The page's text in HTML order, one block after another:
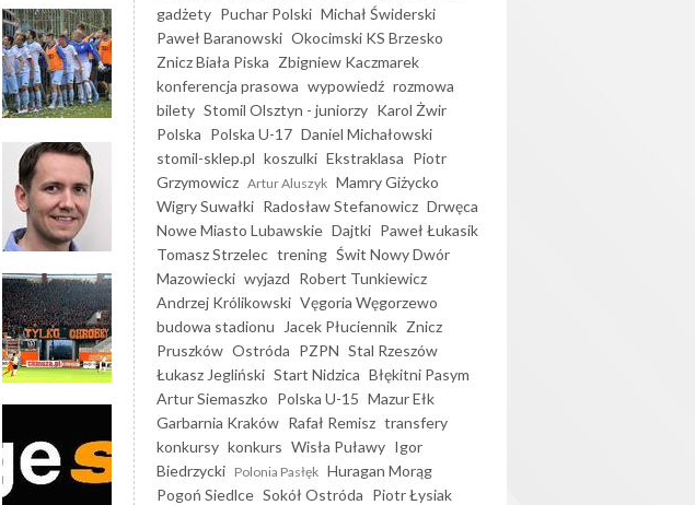
gadżety Puchar Polski Michał Świderski
Paweł Baranowski Okocimski KS Brzesko
Znicz Biała Piska Zbigniew Kaczmarek
konferencja prasowa wypowiedź rozmowa
bilety Stomil Olsztyn - juniorzy Karol Żwir
Polska Polska U-17 Daniel Michałowski
stomil-sklep.pl koszulki Ekstraklasa Piotr
Grzymowicz Artur Aluszyk Mamry Giżycko
Wigry Suwałki Radosław Stefanowicz Drwęca
Nowe Miasto Lubawskie Dajtki Paweł Łukasik
Tomasz Strzelec trening Świt Nowy Dwór
Mazowiecki wyjazd Robert Tunkiewicz
Andrzej Królikowski Vęgoria Węgorzewo
budowa stadionu
Jacek Płuciennik Znicz
Pruszków Ostróda PZPN Stal Rzeszów
Łukasz Jegliński Start Nidzica Błękitni Pasym
Artur Siemaszko Polska U-15 Mazur Ełk
Garbarnia Kraków Rafał Remisz transfery
konkursy konkurs Wisła Puławy Igor
Biedrzycki Polonia Pasłęk Huragan Morąg
Pogoń Siedlce Sokół Ostróda Piotr Łysiak